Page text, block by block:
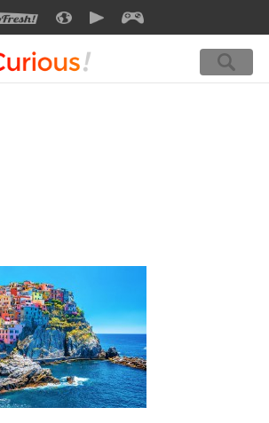
SOOFRESHSOOCURIOUSSOOMOTION